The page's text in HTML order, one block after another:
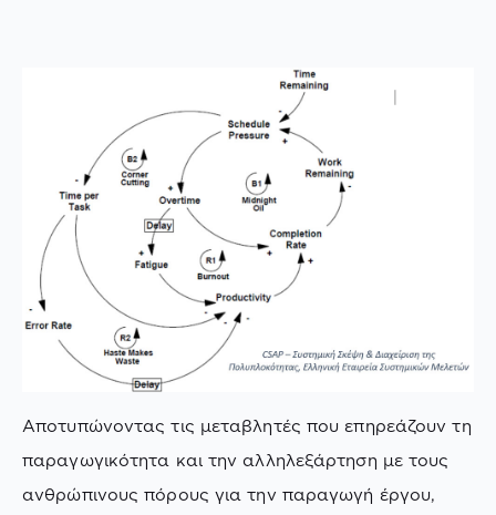
Αποτυπώνοντας τις μεταβλητές που επηρεάζουν τη
παραγωγικότητα και την αλληλεξάρτηση με τους
ανθρώπινους πόρους για την παραγωγή έργου,